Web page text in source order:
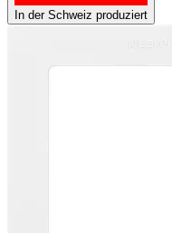
In der Schweiz produziert